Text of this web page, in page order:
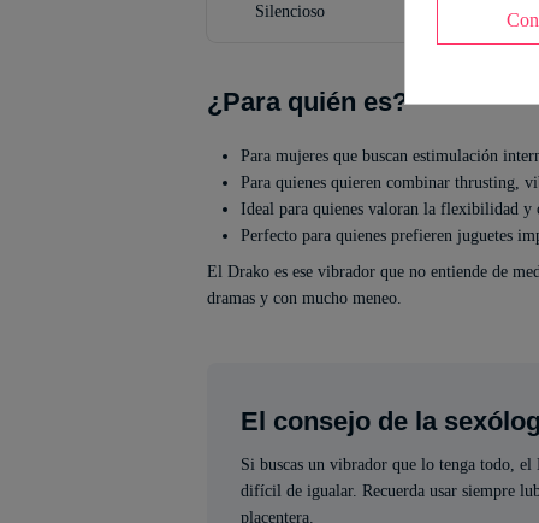
Silencioso
¿Para quién es?
Para mujeres que buscan estimulación
Para quienes quieren combinar thrusting,
Ideal para quienes valoran la flexibilidad y
Perfecto para quienes prefieren juguetes
El Drako es ese vibrador que no entiende de
dramas y con mucho meneo.
El consejo de la
Si buscas un vibrador que lo tenga todo, el
difícil de igualar. Recuerda usar siempre
placentera.